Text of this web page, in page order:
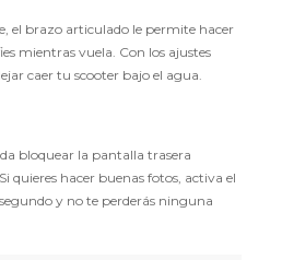
el brazo articulado le permite hacer
mientras vuela. Con los ajustes
caer tu scooter bajo el agua.
bloquear la pantalla trasera
quieres hacer buenas fotos, activa el
y no te perderás ninguna